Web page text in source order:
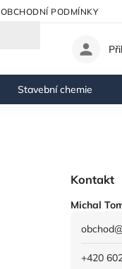
OBCHODNÍ PODMÍNKY
Stavební chemie
Kontakt
Michal
obchod
+420